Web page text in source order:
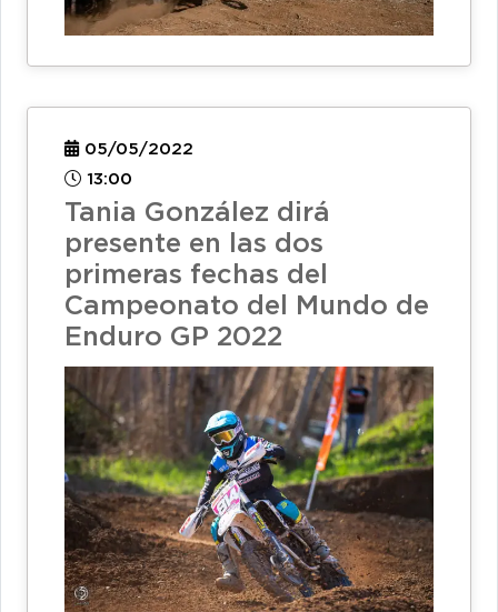
05/05/2022
13:00
Tania González dirá
presente en las dos
primeras fechas del
Campeonato del Mundo de
Enduro GP 2022